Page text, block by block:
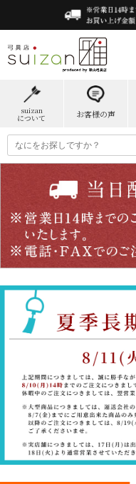
suizan
について お客様の声